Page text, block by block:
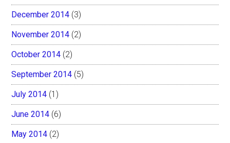
December 2014 (3)
November 2014 (2)
October 2014 (2)
September 2014 (5)
July 2014 (1)
June 2014 (6)
May 2014 (2)